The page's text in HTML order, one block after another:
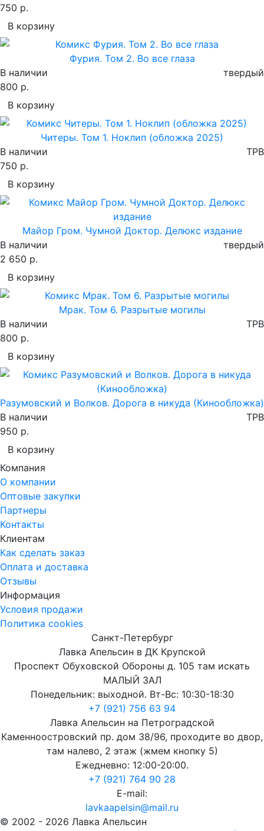
750 р.
В корзину
Фурия. Том 2. Во все глаза
В наличии
твердый
800 р.
В корзину
Читеры. Том 1. Ноклип (обложка 2025)
В наличии
TPB
750 р.
В корзину
Майор Гром. Чумной Доктор. Делюкс издание
В наличии
твердый
2 650 р.
В корзину
Мрак. Том 6. Разрытые могилы
В наличии
TPB
800 р.
В корзину
Разумовский и Волков. Дорога в никуда (Кинообложка)
В наличии
TPB
950 р.
В корзину
Компания
О компании
Оптовые закупки
Партнеры
Контакты
Клиентам
Как сделать заказ
Оплата и доставка
Отзывы
Информация
Условия продажи
Политика cookies
Санкт-Петербург
Лавка Апельсин в ДК Крупской
Проспект Обуховской Обороны д. 105 там искать
МАЛЫЙ ЗАЛ
Понедельник: выходной. Вт-Вс: 10:30-18:30
+7 (921) 756 63 94
Лавка Апельсин на Петроградской
Каменноостровский пр. дом 38/96, проходите во двор,
там налево, 2 этаж (жмем кнопку 5)
Ежедневно: 12:00-20:00.
+7 (921) 764 90 28
E-mail:
lavkaapelsin@mail.ru
© 2002 - 2026 Лавка Апельсин